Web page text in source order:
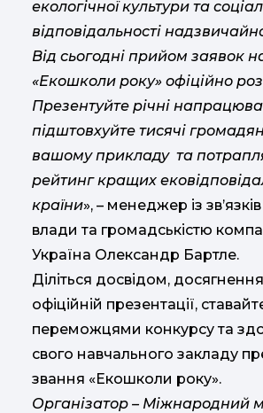
екологічної культури та
відповідальності
Від сьогодні прийом заявок
«Екошколи року» офіційно
Презентуйте річні
підштовхуйте тисячі
вашому прикладу та
рейтинг кращих
країни», – менеджер із
влади та громадськістю
Україна Олександр Бартле.
Діліться досвідом,
офіційній презентації,
переможцями конкурсу та
свого навчального закладу
звання «Екошколи року».
Організатор – Міжнародний